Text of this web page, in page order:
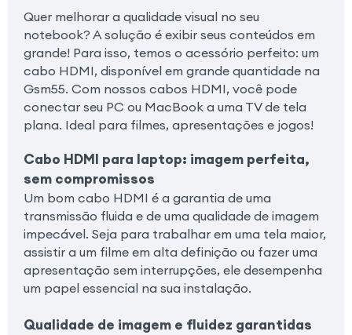
Quer melhorar a qualidade visual no seu
notebook? A solução é exibir seus conteúdos em
grande! Para isso, temos o acessório perfeito: um
cabo HDMI, disponível em grande quantidade na
Gsm55. Com nossos cabos HDMI, você pode
conectar seu PC ou MacBook a uma TV de tela
plana. Ideal para filmes, apresentações e jogos!
Cabo HDMI para laptop: imagem perfeita,
sem compromissos
Um bom cabo HDMI é a garantia de uma
transmissão fluida e de uma qualidade de imagem
impecável. Seja para trabalhar em uma tela maior,
assistir a um filme em alta definição ou fazer uma
apresentação sem interrupções, ele desempenha
um papel essencial na sua instalação.
Qualidade de imagem e fluidez garantidas